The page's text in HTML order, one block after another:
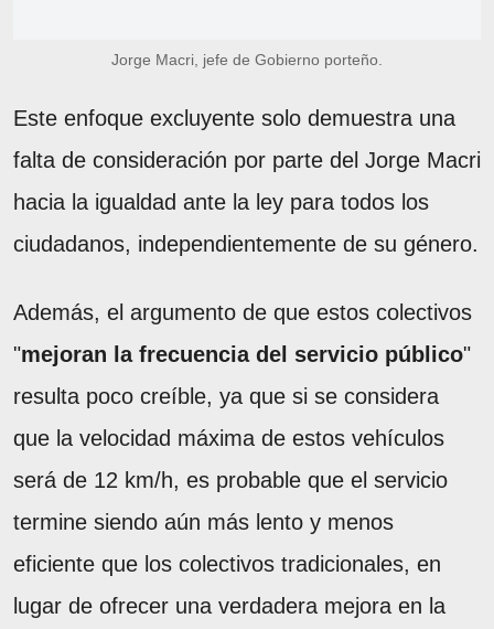
Jorge Macri, jefe de Gobierno porteño.
Este enfoque excluyente solo demuestra una
falta de consideración por parte del Jorge Macri
hacia la igualdad ante la ley para todos los
ciudadanos, independientemente de su género.
Además, el argumento de que estos colectivos
"mejoran la frecuencia del servicio público"
resulta poco creíble, ya que si se considera
que la velocidad máxima de estos vehículos
será de 12 km/h, es probable que el servicio
termine siendo aún más lento y menos
eficiente que los colectivos tradicionales, en
lugar de ofrecer una verdadera mejora en la